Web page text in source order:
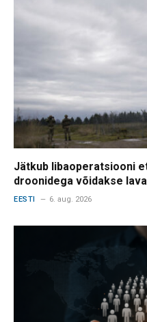
Jätkub libaoperatsiooni
droonidega võidakse
EESTI 6. aug. 2026